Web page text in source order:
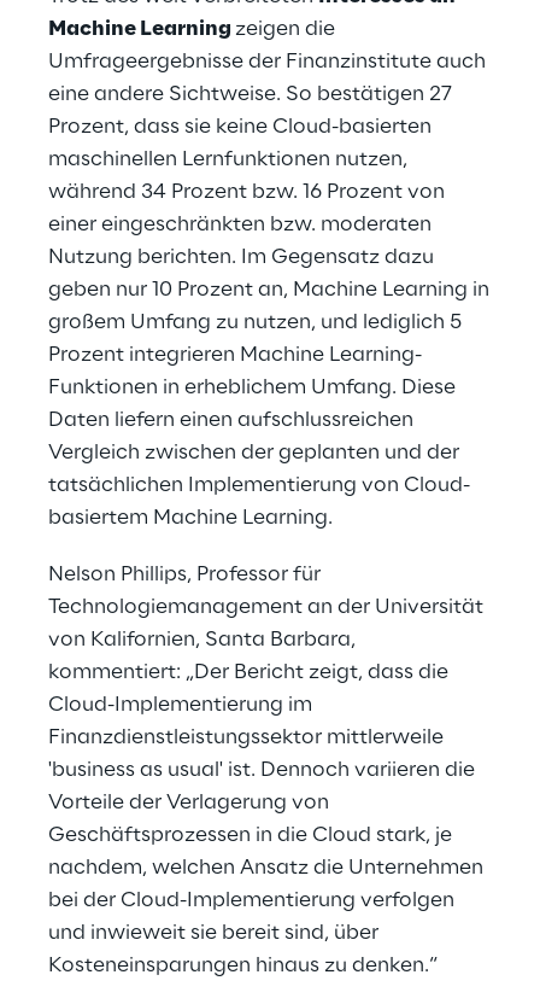
Machine Learning zeigen die
Umfrageergebnisse der Finanzinstitute auch
eine andere Sichtweise. So bestätigen 27
Prozent, dass sie keine Cloud-basierten
maschinellen Lernfunktionen nutzen,
während 34 Prozent bzw. 16 Prozent von
einer eingeschränkten bzw. moderaten
Nutzung berichten. Im Gegensatz dazu
geben nur 10 Prozent an, Machine Learning in
großem Umfang zu nutzen, und lediglich 5
Prozent integrieren Machine Learning-
Funktionen in erheblichem Umfang. Diese
Daten liefern einen aufschlussreichen
Vergleich zwischen der geplanten und der
tatsächlichen Implementierung von Cloud-
basiertem Machine Learning.
Nelson Phillips, Professor für
Technologiemanagement an der Universität
von Kalifornien, Santa Barbara,
kommentiert: „Der Bericht zeigt, dass die
Cloud-Implementierung im
Finanzdienstleistungssektor mittlerweile
'business as usual' ist. Dennoch variieren die
Vorteile der Verlagerung von
Geschäftsprozessen in die Cloud stark, je
nachdem, welchen Ansatz die Unternehmen
bei der Cloud-Implementierung verfolgen
und inwieweit sie bereit sind, über
Kosteneinsparungen hinaus zu denken.“